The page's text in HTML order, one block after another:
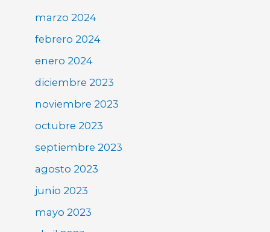
marzo 2024
febrero 2024
enero 2024
diciembre 2023
noviembre 2023
octubre 2023
septiembre 2023
agosto 2023
junio 2023
mayo 2023